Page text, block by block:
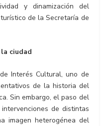
y dinamización del
de la Secretaría de
ciudad
Interés Cultural, uno de
de la historia del
Sin embargo, el paso del
de distintas
imagen heterogénea del